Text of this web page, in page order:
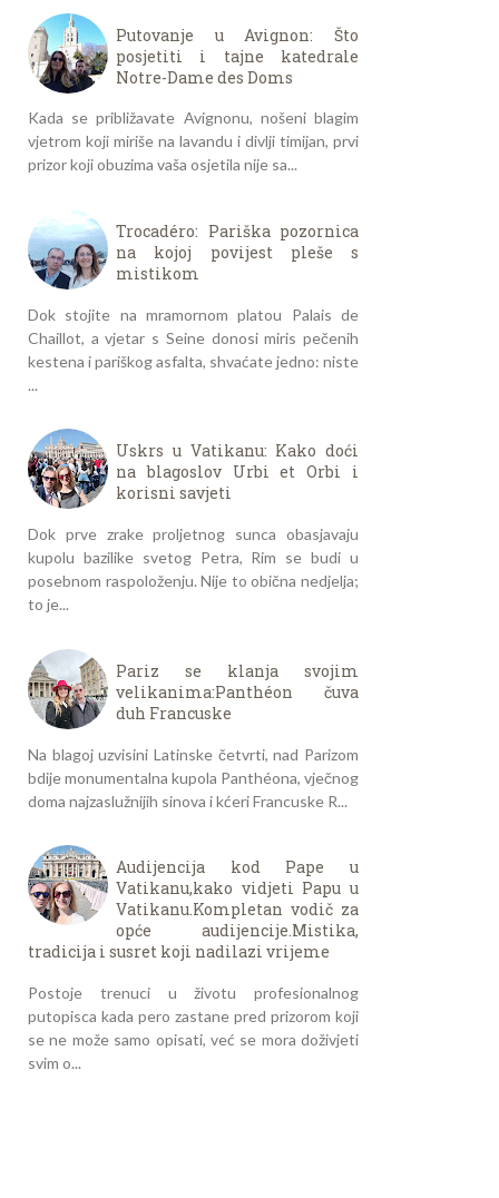
Putovanje u Avignon: Što
posjetiti i tajne katedrale
Notre-Dame des Doms
Kada se približavate Avignonu, nošeni blagim
vjetrom koji miriše na lavandu i divlji timijan, prvi
prizor koji obuzima vaša osjetila nije sa...
Trocadéro: Pariška pozornica
na kojoj povijest pleše s
mistikom
Dok stojite na mramornom platou Palais de
Chaillot, a vjetar s Seine donosi miris pečenih
kestena i pariškog asfalta, shvaćate jedno: niste
...
Uskrs u Vatikanu: Kako doći
na blagoslov Urbi et Orbi i
korisni savjeti
Dok prve zrake proljetnog sunca obasjavaju
kupolu bazilike svetog Petra, Rim se budi u
posebnom raspoloženju. Nije to obična nedjelja;
to je...
Pariz se klanja svojim
velikanima:Panthéon čuva
duh Francuske
Na blagoj uzvisini Latinske četvrti, nad Parizom
bdije monumentalna kupola Panthéona, vječnog
doma najzaslužnijih sinova i kćeri Francuske R...
Audijencija kod Pape u
Vatikanu,kako vidjeti Papu u
Vatikanu.Kompletan vodič za
opće audijencije.Mistika,
tradicija i susret koji nadilazi vrijeme
Postoje trenuci u životu profesionalnog
putopisca kada pero zastane pred prizorom koji
se ne može samo opisati, već se mora doživjeti
svim o...